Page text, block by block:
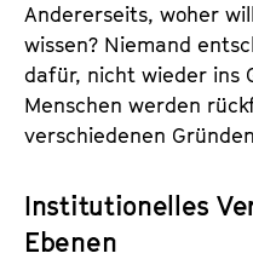
Andererseits, woher
wissen? Niemand
dafür, nicht wieder ins
Menschen werden
verschiedenen
Institutionelles
Ebenen